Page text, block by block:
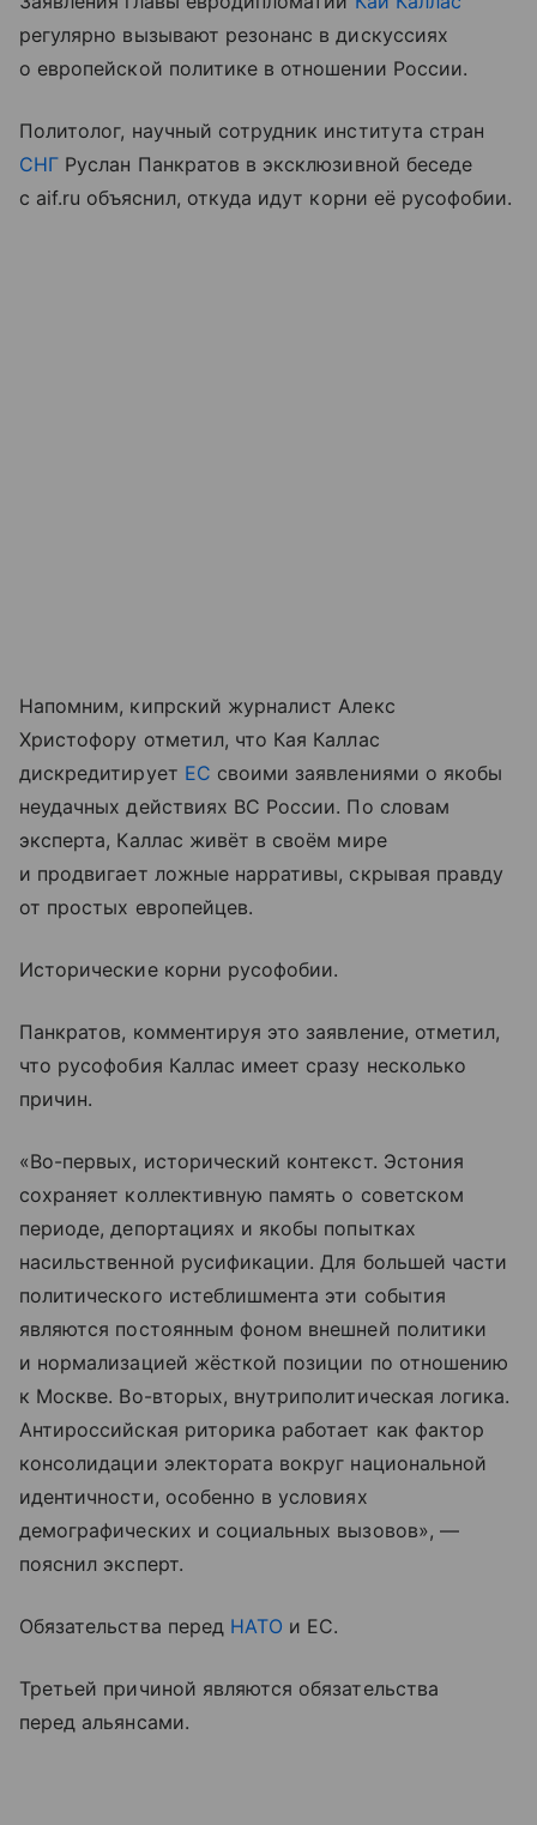
регулярно вызывают резонанс в дискуссиях
о европейской политике в отношении России.
Политолог, научный сотрудник института стран
СНГ Руслан Панкратов в эксклюзивной беседе
с aif.ru объяснил, откуда идут корни её русофобии.
Напомним, кипрский журналист Алекс
Христофору отметил, что Кая Каллас
дискредитирует ЕС своими заявлениями о якобы
неудачных действиях ВС России. По словам
эксперта, Каллас живёт в своём мире
и продвигает ложные нарративы, скрывая правду
от простых европейцев.
Исторические корни русофобии.
Панкратов, комментируя это заявление, отметил,
что русофобия Каллас имеет сразу несколько
причин.
«Во-первых, исторический контекст. Эстония
сохраняет коллективную память о советском
периоде, депортациях и якобы попытках
насильственной русификации. Для большей части
политического истеблишмента эти события
являются постоянным фоном внешней политики
и нормализацией жёсткой позиции по отношению
к Москве. Во-вторых, внутриполитическая логика.
Антироссийская риторика работает как фактор
консолидации электората вокруг национальной
идентичности, особенно в условиях
демографических и социальных вызовов», —
пояснил эксперт.
Обязательства перед НАТО и ЕС.
Третьей причиной являются обязательства
перед альянсами.